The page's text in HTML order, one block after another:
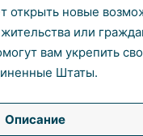
открыть новые
или
вам укрепить
Штаты.
Описание